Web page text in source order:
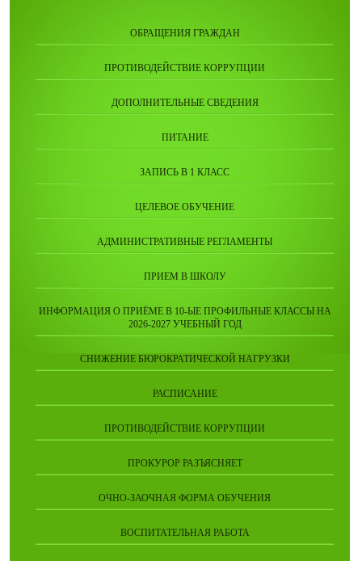
ОБРАЩЕНИЯ ГРАЖДАН
ПРОТИВОДЕЙСТВИЕ КОРРУПЦИИ
ДОПОЛНИТЕЛЬНЫЕ СВЕДЕНИЯ
ПИТАНИЕ
ЗАПИСЬ В 1 КЛАСС
ЦЕЛЕВОЕ ОБУЧЕНИЕ
АДМИНИСТРАТИВНЫЕ РЕГЛАМЕНТЫ
ПРИЕМ В ШКОЛУ
ИНФОРМАЦИЯ О ПРИЁМЕ В 10-ЫЕ ПРОФИЛЬНЫЕ КЛАССЫ НА
2026-2027 УЧЕБНЫЙ ГОД
СНИЖЕНИЕ БЮРОКРАТИЧЕСКОЙ НАГРУЗКИ
РАСПИСАНИЕ
ПРОТИВОДЕЙСТВИЕ КОРРУПЦИИ
ПРОКУРОР РАЗЪЯСНЯЕТ
ОЧНО-ЗАОЧНАЯ ФОРМА ОБУЧЕНИЯ
ВОСПИТАТЕЛЬНАЯ РАБОТА